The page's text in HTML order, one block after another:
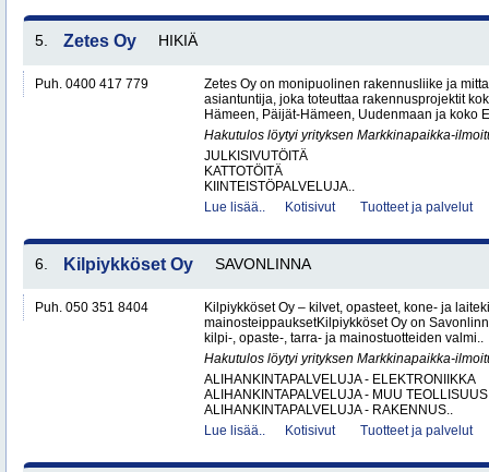
5. Zetes Oy HIKIÄ
Puh. 0400 417 779
Zetes Oy on monipuolinen rakennusliike ja
asiantuntija, joka toteuttaa rakennusprojektit
Hämeen, Päijät-Hämeen, Uudenmaan ja koko
Hakutulos löytyi yrityksen Markkinapaikka-
JULKISIVUTÖITÄ
KATTOTÖITÄ
KIINTEISTÖPALVELUJA..
Lue lisää..
Kotisivut Tuotteet ja palvelut
6. Kilpiykköset Oy SAVONLINNA
Puh. 050 351 8404
Kilpiykköset Oy – kilvet, opasteet, kone- ja
mainosteippauksetKilpiykköset Oy on
kilpi-, opaste-, tarra- ja mainostuotteiden valmi..
Hakutulos löytyi yrityksen Markkinapaikka-
ALIHANKINTAPALVELUJA - ELEKTRONIIKKA
ALIHANKINTAPALVELUJA - MUU TEOLLISUUS
ALIHANKINTAPALVELUJA - RAKENNUS..
Lue lisää..
Kotisivut Tuotteet ja palvelut